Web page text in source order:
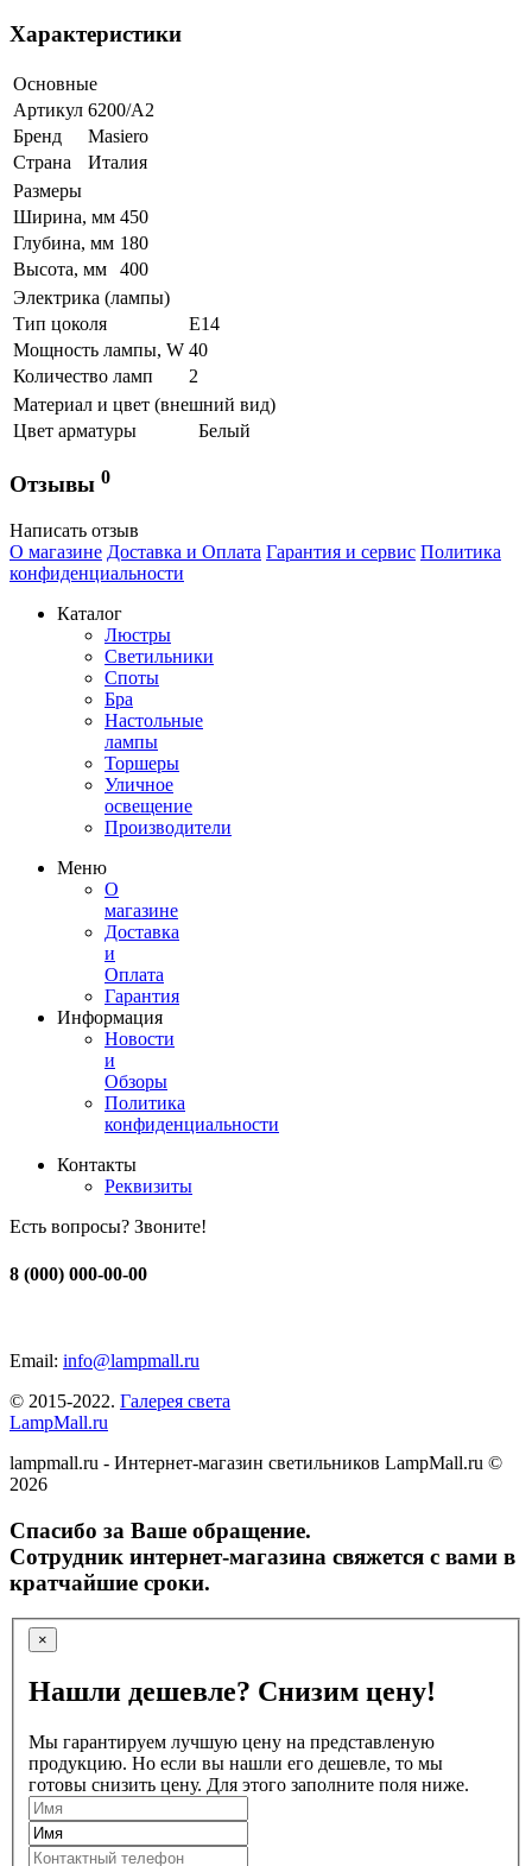
Характеристики
Основные
Артикул 6200/A2
Бренд
Masiero
Страна
Италия
Размеры
Ширина, мм 450
Глубина, мм 180
Высота, мм
400
Электрика (лампы)
Тип цоколя
Е14
Мощность лампы, W 40
Количество ламп
2
Материал и цвет (внешний вид)
Цвет арматуры
Белый
Отзывы 0
Написать отзыв
О магазине Доставка и Оплата Гарантия и сервис Политика
конфиденциальности
Каталог
Люстры
Светильники
Споты
Бра
Настольные
лампы
Торшеры
Уличное
освещение
Производители
Меню
О
магазине
Доставка
и
Оплата
Гарантия
Информация
Новости
и
Обзоры
Политика
конфиденциальности
Контакты
Реквизиты
Есть вопросы? Звоните!
8 (000) 000-00-00
Email: info@lampmall.ru
© 2015-2022. Галерея света
LampMall.ru
lampmall.ru - Интернет-магазин светильников LampMall.ru ©
2026
Спасибо за Ваше обращение.
Сотрудник интернет-магазина свяжется с вами в
кратчайшие сроки.
×
Нашли дешевле? Снизим цену!
Мы гарантируем лучшую цену на представленую
продукцию. Но если вы нашли его дешевле, то мы
готовы снизить цену. Для этого заполните поля ниже.